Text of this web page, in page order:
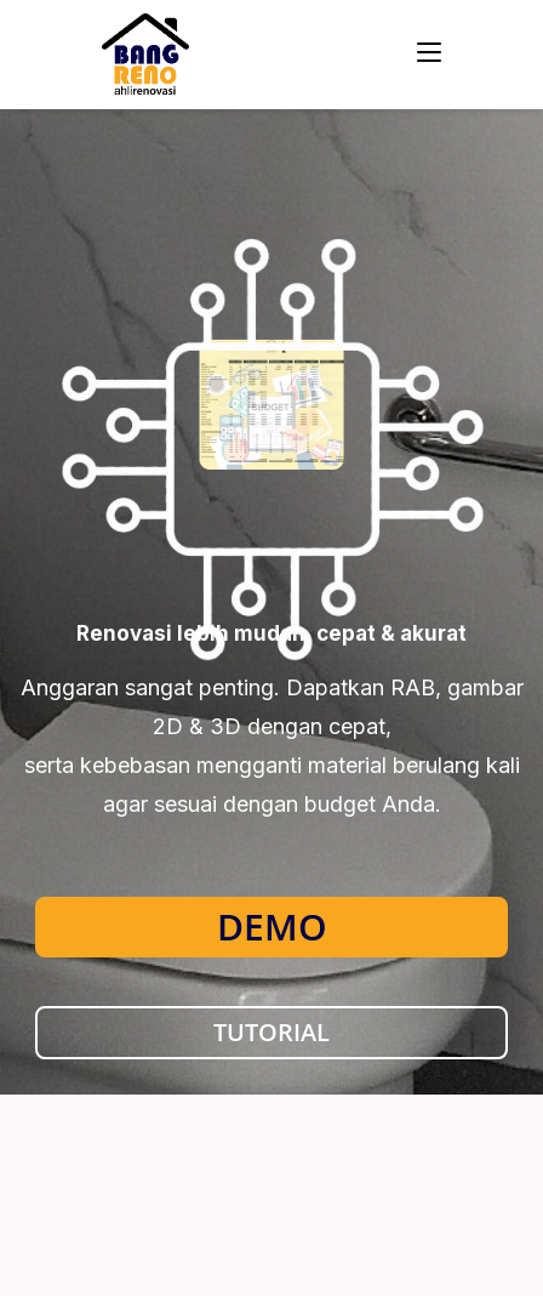
Renovasi lebih mudah, cepat & akurat
Anggaran sangat penting. Dapatkan RAB, gambar
2D & 3D dengan cepat,
serta kebebasan mengganti material berulang kali
agar sesuai dengan budget Anda.
TUTORIAL
DEMO